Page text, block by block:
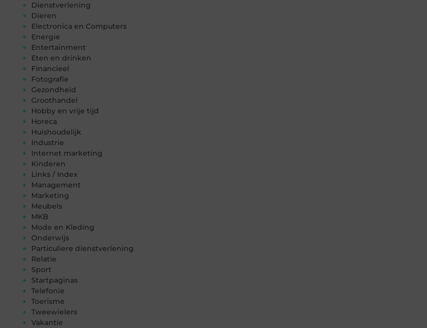
Dienstverlening
Dieren
Electronica en Computers
Energie
Entertainment
Eten en drinken
Financieel
Fotografie
Gezondheid
Groothandel
Hobby en vrije tijd
Horeca
Huishoudelijk
Industrie
Internet marketing
Kinderen
Links / Index
Management
Marketing
Meubels
MKB
Mode en Kleding
Onderwijs
Particuliere dienstverlening
Relatie
Sport
Startpaginas
Telefonie
Toerisme
Tweewielers
Vakantie